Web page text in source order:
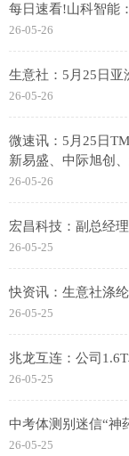
每日速看!山科智能
26-05-26
生意社：5月25日亚
26-05-26
微速讯：5月25日
新易盛、中际旭创
26-05-26
宏昌科技：副总经
26-05-25
快资讯：生意社涤
26-05-25
兆龙互连：公司
26-05-25
中考体测别迷信“神
26-05-25